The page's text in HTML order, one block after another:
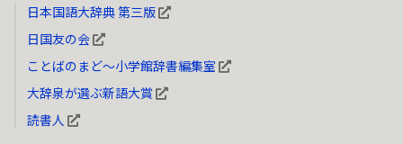
日本国語大辞典 第三版
日国友の会
ことばのまど～小学館辞書編集室
大辞泉が選ぶ新語大賞
読書人